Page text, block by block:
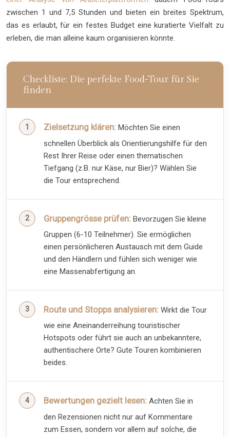
zwischen 1 und 7,5 Stunden und bieten ein breites Spektrum,
das es erlaubt, für ein festes Budget eine kuratierte Vielfalt zu
erleben, die man alleine kaum organisieren könnte.
Checkliste: Die perfekte Food-Tour für Sie
finden
Zielsetzung klären: Möchten Sie einen
schnellen Überblick als Orientierungshilfe für den
Rest Ihrer Reise oder einen thematischen
Tiefgang (z.B. nur Käse, nur Bier)? Wählen Sie
die Tour entsprechend.
Gruppengrösse prüfen: Bevorzugen Sie kleine
Gruppen (6-10 Teilnehmer). Sie ermöglichen
einen persönlicheren Austausch mit dem Guide
und den Händlern und fühlen sich weniger wie
eine Massenabfertigung an.
Route und Stopps analysieren: Wirkt die Tour
wie eine Aneinanderreihung touristischer
Hotspots oder führt sie auch an unbekanntere,
authentischere Orte? Gute Touren kombinieren
beides.
Bewertungen gezielt lesen: Achten Sie in
den Rezensionen nicht nur auf Kommentare
zum Essen, sondern vor allem auf solche, die